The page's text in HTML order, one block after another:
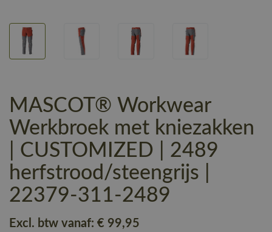
MASCOT® Workwear
Werkbroek met kniezakken
| CUSTOMIZED | 2489
herfstrood/steengrijs |
22379-311-2489
Excl. btw vanaf: € 99,95